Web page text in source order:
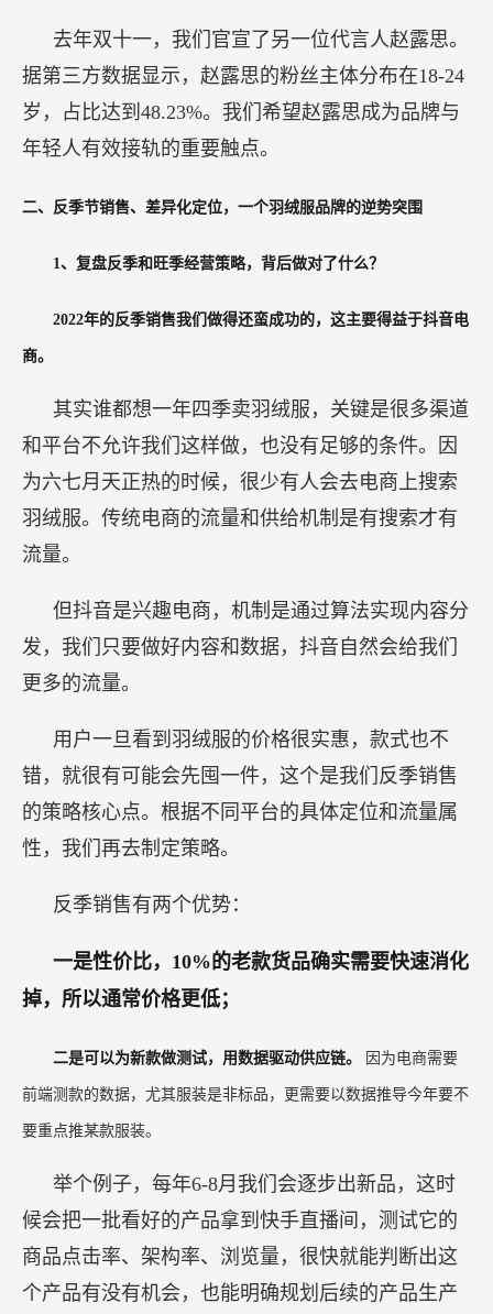
去年双十一，我们官宣了另一位代言人赵露思。
据第三方数据显示，赵露思的粉丝主体分布在18-24
岁，占比达到48.23%。我们希望赵露思成为品牌与
年轻人有效接轨的重要触点。
二、反季节销售、差异化定位，一个羽绒服品牌的逆势突围
1、复盘反季和旺季经营策略，背后做对了什么？
2022年的反季销售我们做得还蛮成功的，这主要得益于抖音电
商。
其实谁都想一年四季卖羽绒服，关键是很多渠道
和平台不允许我们这样做，也没有足够的条件。因
为六七月天正热的时候，很少有人会去电商上搜索
羽绒服。传统电商的流量和供给机制是有搜索才有
流量。
但抖音是兴趣电商，机制是通过算法实现内容分
发，我们只要做好内容和数据，抖音自然会给我们
更多的流量。
用户一旦看到羽绒服的价格很实惠，款式也不
错，就很有可能会先囤一件，这个是我们反季销售
的策略核心点。根据不同平台的具体定位和流量属
性，我们再去制定策略。
反季销售有两个优势：
一是性价比，10%的老款货品确实需要快速消化
掉，所以通常价格更低；
二是可以为新款做测试，用数据驱动供应链。 因为电商需要
前端测款的数据，尤其服装是非标品，更需要以数据推导今年要不
要重点推某款服装。
举个例子，每年6-8月我们会逐步出新品，这时
候会把一批看好的产品拿到快手直播间，测试它的
商品点击率、架构率、浏览量，很快就能判断出这
个产品有没有机会，也能明确规划后续的产品生产